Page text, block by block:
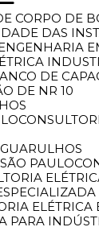
CORPO DE
DAS
ENGENHARIA
BANCO DE
DE NR 10
PAULO
PARA